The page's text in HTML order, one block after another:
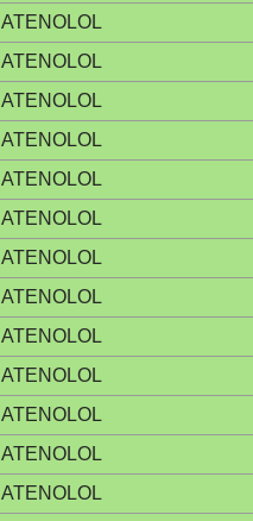
ATENOLOL
ATENOLOL
ATENOLOL
ATENOLOL
ATENOLOL
ATENOLOL
ATENOLOL
ATENOLOL
ATENOLOL
ATENOLOL
ATENOLOL
ATENOLOL
ATENOLOL